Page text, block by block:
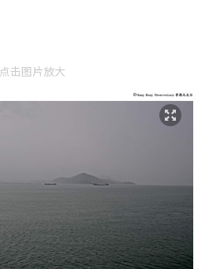
点击图片放大